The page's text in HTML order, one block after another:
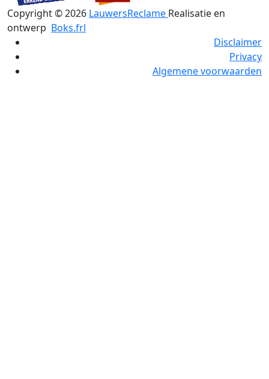
Copyright ©2026 LauwersReclame Realisatie en
ontwerp Boks.frl
Disclaimer
Privacy
Algemene voorwaarden